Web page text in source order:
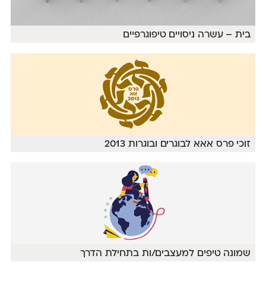
בית – עשרה ניסויים טיפוגרפיים
זוכי פרס אאא לבוגרים ובוגרות 2013
שמונה טיפים למעצבים/ות בתחילת הדרך